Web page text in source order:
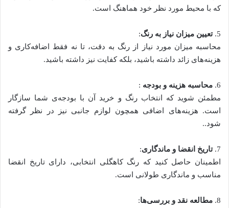
که با محیط مورد نظر خود هماهنگ است.
5. تعیین میزان نیاز به رنگ:
محاسبه میزان مورد نیاز از رنگ به دقت، تا نه فقط اضافه‌کاری و
هزینه‌های زائد داشته باشید، بلکه کفایت نیز داشته باشید.
6. محاسبه هزینه و بودجه :
مطمئن شوید که انتخاب رنگ و خرید آن با بودجه‌ی شما سازگار
است. هزینه‌های اضافی همچون لوازم جانبی نیز در نظر گرفته
شود..
7. تاریخ انقضا و ماندگاری:
اطمینان حاصل کنید که رنگ کاهگلی انتخابی، دارای تاریخ انقضا
مناسب و ماندگاری طولانی است.
8. مطالعه نقد و بررسی‌ها: